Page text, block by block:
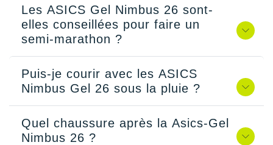
Les ASICS Gel Nimbus 26 sont-
elles conseillées pour faire un
semi-marathon ?
Puis-je courir avec les ASICS
Nimbus Gel 26 sous la pluie ?
Quel chaussure après la Asics-Gel
Nimbus 26 ?